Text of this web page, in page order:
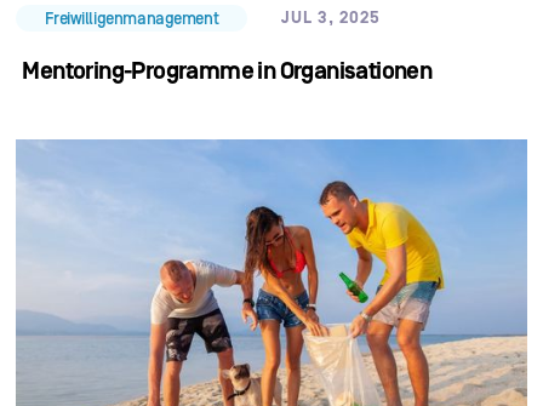
Freiwilligenmanagement JUL 3, 2025
Mentoring-Programme in Organisationen